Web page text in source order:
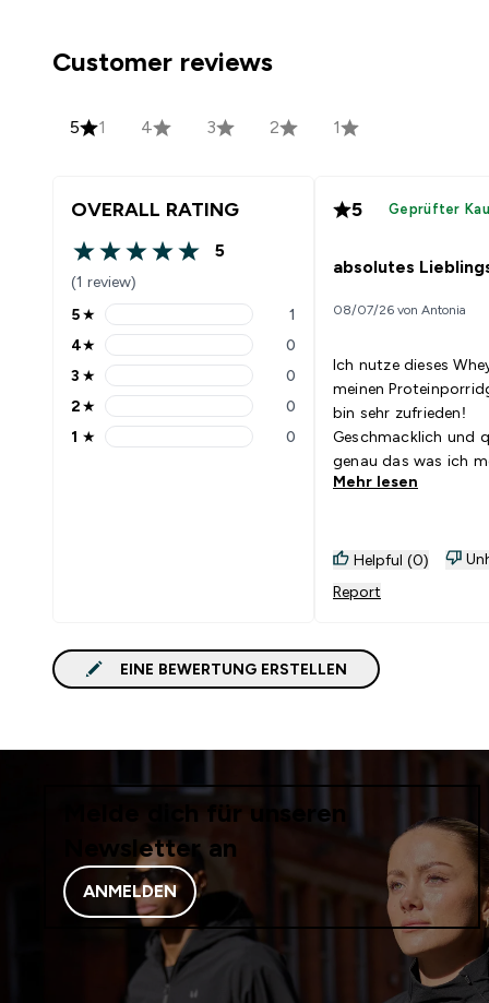
Customer reviews
5 1 4 3 2 1
OVERALL RATING
5 out of 5 stars
5
(1 review)
5 stars rating 1 reviews
5★ 1
4 stars rating 0 reviews
4★ 0
3 stars rating 0 reviews
3 ★ 0
2 stars rating 0 reviews
2★ 0
1 stars rating 0 reviews
1 ★ 0
5 Geprüfter
absolutes
08/07/26 von Antonia
Ich nutze dieses
meinen
bin sehr zufrieden!
Geschmacklich und
genau das was ich
Mehr lesen
Helpful (0)
Report
EINE BEWERTUNG ERSTELLEN
Melde dich für unseren
Newsletter an
ANMELDEN